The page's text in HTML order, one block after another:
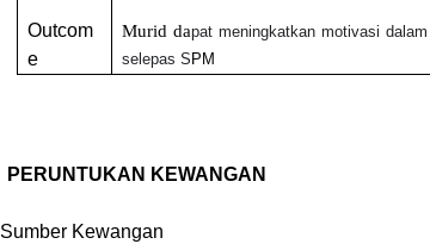
Outcom
e
Murid dapat meningkatkan motivasi
selepas S PM
PERUNTUKAN KEWANGAN
Sumber Kewangan